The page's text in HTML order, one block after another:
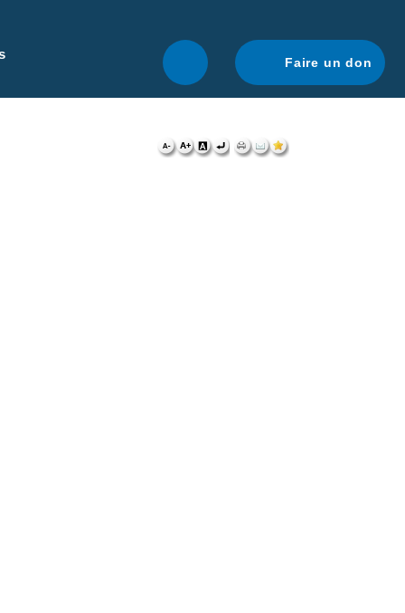
navigation optimale.
Faire un don